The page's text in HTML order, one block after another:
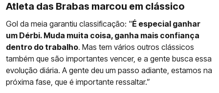
Atleta das Brabas marcou em clássico
Gol da meia garantiu classificação: "É especial ganhar
um Dérbi. Muda muita coisa, ganha mais confiança
dentro do trabalho. Mas tem vários outros clássicos
também que são importantes vencer, e a gente busca essa
evolução diária. A gente deu um passo adiante, estamos na
próxima fase, que é importante ressaltar.”